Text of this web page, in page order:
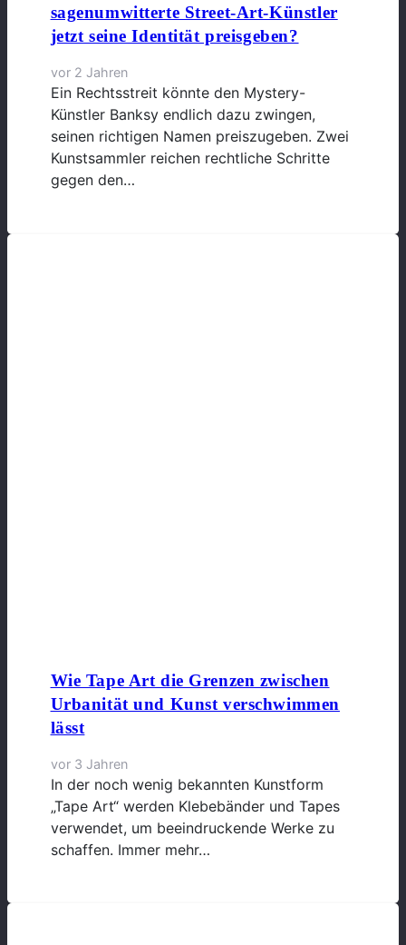
sagenumwitterte Street-Art-Künstler
jetzt seine Identität preisgeben?
vor 2 Jahren
Ein Rechtsstreit könnte den Mystery-
Künstler Banksy endlich dazu zwingen,
seinen richtigen Namen preiszugeben. Zwei
Kunstsammler reichen rechtliche Schritte
gegen den…
Wie Tape Art die Grenzen zwischen
Urbanität und Kunst verschwimmen
lässt
vor 3 Jahren
In der noch wenig bekannten Kunstform
„Tape Art“ werden Klebebänder und Tapes
verwendet, um beeindruckende Werke zu
schaffen. Immer mehr…